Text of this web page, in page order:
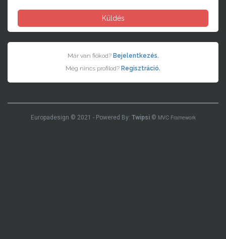
Küldés
Már van fiókod?Bejelentkezés.
Még nincs profilod? Regisztráció.
Europadesign © 2021 - Powered By: Twipsi© MVC Framework